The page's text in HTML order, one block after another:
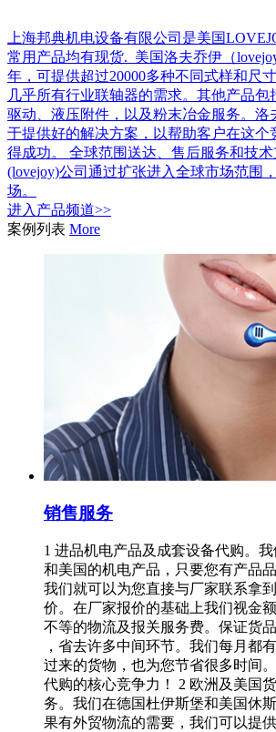
上海邦典机电设备有限公司是美国
常用产品均有现货. 美国洛夫乔伊（
年，可提供超过20000多种不同式样和尺
几乎所有行业联轴器的需求。其他产品包
驱动、液压附件，以及粉末冶金服务。洛
于提供好的解决方案，以帮助客户在这个
得成功。 全球范围送达、售后服务和技
(lovejoy)公司通过扩张进入全球市场范围
场。
进入 产品频道>>
案例列表 More
销售服务
1 进品机电产品及成套设备代购。
和美国的机电产品，只要您有产品
我们就可以为您直接与厂家联系拿
价。在厂家报价的基础上我们视金
不等的物流及报关服务费。保证货
，省去许多中间环节。我们每月都
过来的货物，也为您节省很多时间
代购的核心竞争力！ 2 欧洲及美国
务。我们在德国杜伊斯堡和美国休
果有外贸物流的需要，我们可以提